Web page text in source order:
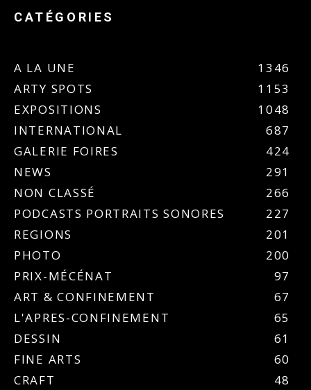
CATÉGORIES
A LA UNE
1346
ARTY SPOTS
1153
EXPOSITIONS
1048
INTERNATIONAL
687
GALERIE FOIRES
424
NEWS
291
NON CLASSÉ
266
PODCASTS PORTRAITS SONORES
227
REGIONS
201
PHOTO
200
PRIX-MÉCÉNAT
97
ART & CONFINEMENT
67
L'APRES-CONFINEMENT
65
DESSIN
61
FINE ARTS
60
CRAFT
48